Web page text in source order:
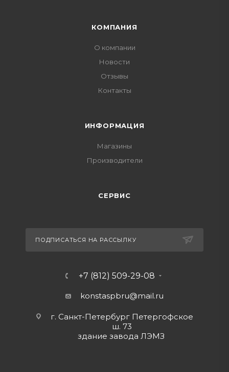
КОМПАНИЯ
О компании
Новости
Отзывы
Контакты
ИНФОРМАЦИЯ
Магазины
Производители
СЕРВИС
ПОДПИСАТЬСЯ НА РАССЫЛКУ
+7 (812) 509-29-08
konstaspbru@mail.ru
г. Санкт-Петербург Петергофское
ш. 73
здание завода ЛЭМЗ